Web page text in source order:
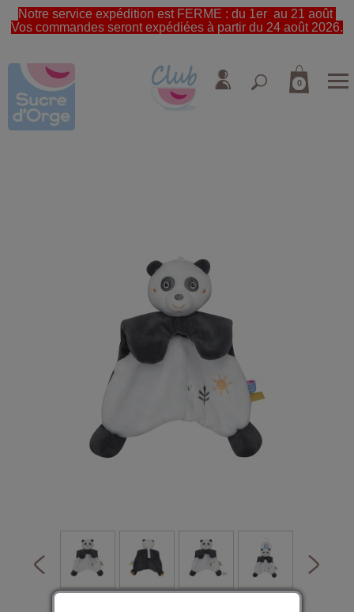
Notre service expédition est FERME : du 1er au 21 août
Vos commandes seront expédiées à partir du 24 août 2026.
0